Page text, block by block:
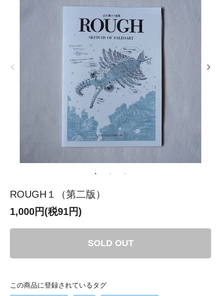
ROUGH１（第二版）
1,000円(税91円)
SOLD OUT
この商品に登録されているタグ